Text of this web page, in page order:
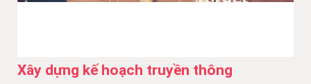
Xây dựng kế hoạch truyền thông